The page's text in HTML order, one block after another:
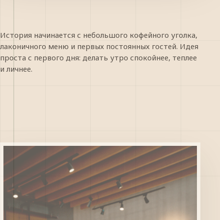
История начинается с небольшого кофейного уголка,
лаконичного меню и первых постоянных гостей. Идея
проста с первого дня: делать утро спокойнее, теплее
и личнее.